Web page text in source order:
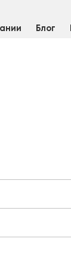
Блог